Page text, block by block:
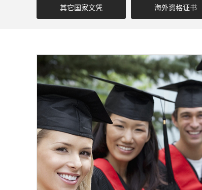
其它国家文凭 海外资格证书